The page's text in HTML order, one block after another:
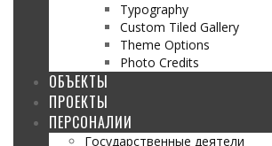
Typography
Custom Tiled Gallery
Theme Options
Photo Credits
ОБЪЕКТЫ
ПРОЕКТЫ
ПЕРСОНАЛИИ
Государственные деятели